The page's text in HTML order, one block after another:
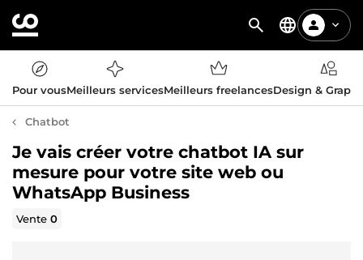
Pour vousMeilleurs servicesMeilleurs freelancesDesign &
Chatbot
Je vais créer votre chatbot IA sur
mesure pour votre site web ou
WhatsApp Business
Vente0